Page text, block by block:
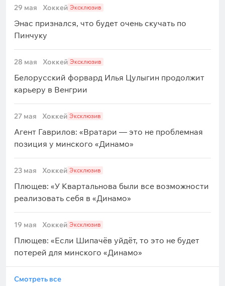
29 мая Хоккей Эксклюзив
Энас признался, что будет очень скучать по
Пинчуку
28 мая Хоккей Эксклюзив
Белорусский форвард Илья Цулыгин продолжит
карьеру в Венгрии
27 мая Хоккей Эксклюзив
Агент Гаврилов: «Вратари — это не проблемная
позиция у минского «Динамо»
23 мая Хоккей Эксклюзив
Плющев: «У Квартальнова были все возможности
реализовать себя в «Динамо»
19 мая Хоккей Эксклюзив
Плющев: «Если Шипачёв уйдёт, то это не будет
потерей для минского «Динамо»
Смотреть все